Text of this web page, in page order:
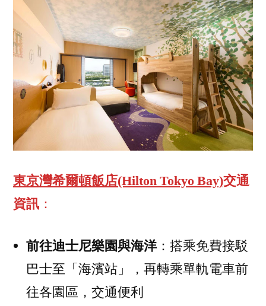
東京灣希爾頓飯店(Hilton Tokyo Bay)交通
資訊 ：
前往迪士尼樂園與海洋：搭乘免費接駁
巴士至「海濱站」，再轉乘單軌電車前
往各園區，交通便利